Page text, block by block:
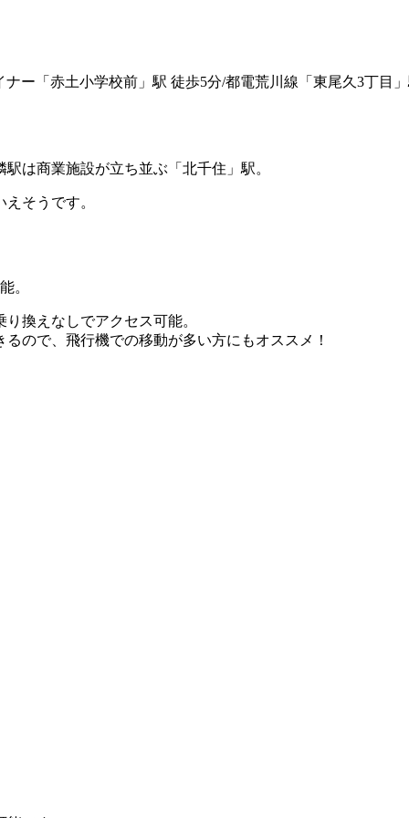
ー「赤土小学校前」駅 徒歩5分/都電荒川線「東尾久3丁目
は商業施設が立ち並ぶ「北千住」駅。
そうです。
。
換えなしでアクセス可能。
ので、飛行機での移動が多い方にもオススメ！